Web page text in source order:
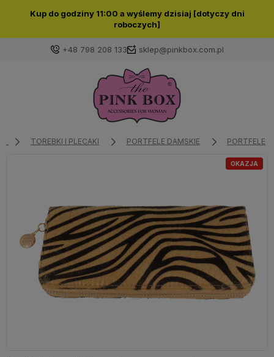
Kup do godziny 11:00 a wyślemy dzisiaj [dotyczy dni
roboczych]
+48 798 208 133 sklep@pinkbox.com.pl
Zaloguj się
Wybierz coś dla siebie z naszej aktualnej oferty lub
zaloguj się, aby przywrócić dodane produkty do listy
z poprzedniej sesji.
TOREBKI I PLECAKI PORTFELE DAMSKIE PORTFELE
OKAZJA